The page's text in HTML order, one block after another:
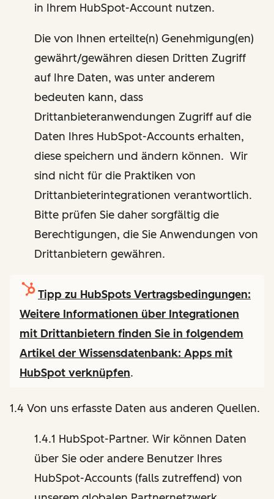
in Ihrem HubSpot-Account nutzen.
Die von Ihnen erteilte(n) Genehmigung(en)
gewährt/gewähren diesen Dritten Zugriff
auf Ihre Daten, was unter anderem
bedeuten kann, dass
Drittanbieteranwendungen Zugriff auf die
Daten Ihres HubSpot-Accounts erhalten,
diese speichern und ändern können. Wir
sind nicht für die Praktiken von
Drittanbieterintegrationen verantwortlich.
Bitte prüfen Sie daher sorgfältig die
Berechtigungen, die Sie Anwendungen von
Drittanbietern gewähren.
Tipp zu HubSpots Vertragsbedingungen:
Weitere Informationen über Integrationen
mit Drittanbietern finden Sie in folgendem
Artikel der Wissensdatenbank: Apps mit
HubSpot verknüpfen.
1.4 Von uns erfasste Daten aus anderen Quellen.
1.4.1 HubSpot-Partner. Wir können Daten
über Sie oder andere Benutzer Ihres
HubSpot-Accounts (falls zutreffend) von